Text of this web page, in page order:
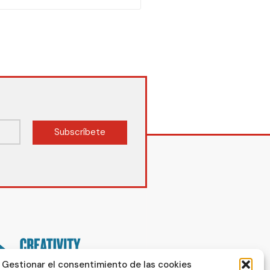
Gestionar el consentimiento de las cookies
Subscríbete